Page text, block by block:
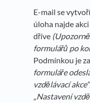
E-mail se
úloha najde
dříve
formulářů po
Podmínkou je
formuláře
vzdělávací akce“
„Nastavení